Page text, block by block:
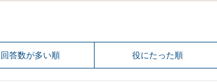
回答数が多い順 役にたった順